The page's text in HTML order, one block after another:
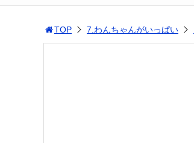
TOP 7.わんちゃんがいっぱい